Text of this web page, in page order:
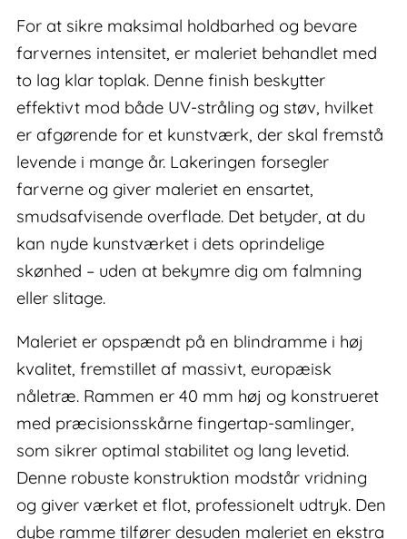
For at sikre maksimal holdbarhed og bevare
farvernes intensitet, er maleriet behandlet med
to lag klar toplak. Denne finish beskytter
effektivt mod både UV-stråling og støv, hvilket
er afgørende for et kunstværk, der skal fremstå
levende i mange år. Lakeringen forsegler
farverne og giver maleriet en ensartet,
smudsafvisende overflade. Det betyder, at du
kan nyde kunstværket i dets oprindelige
skønhed – uden at bekymre dig om falmning
eller slitage.
Maleriet er opspændt på en blindramme i høj
kvalitet, fremstillet af massivt, europæisk
nåletræ. Rammen er 40 mm høj og konstrueret
med præcisionsskårne fingertap-samlinger,
som sikrer optimal stabilitet og lang levetid.
Denne robuste konstruktion modstår vridning
og giver værket et flot, professionelt udtryk. Den
dybe ramme tilfører desuden maleriet en ekstra